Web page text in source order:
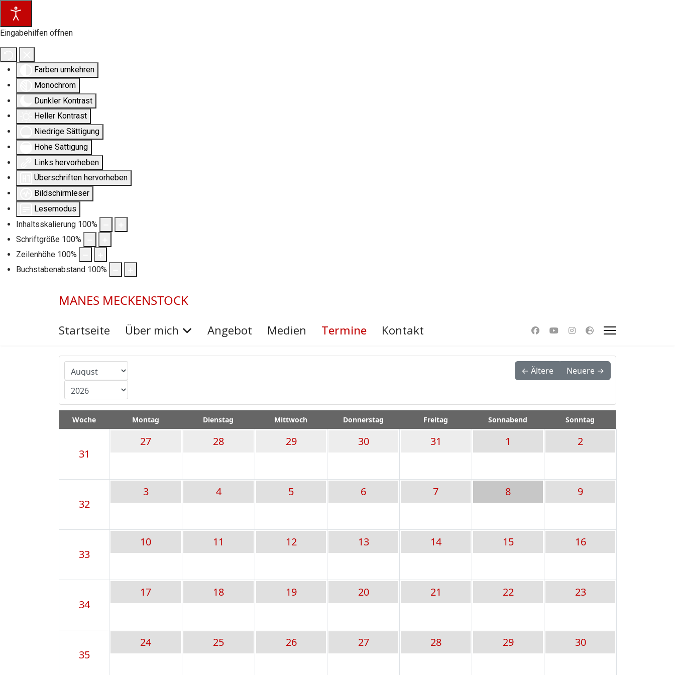
Eingabehilfen öffnen
Farben umkehren
Monochrom
Dunkler Kontrast
Heller Kontrast
Niedrige Sättigung
Hohe Sättigung
Links hervorheben
Überschriften hervorheben
Bildschirmleser
Lesemodus
Inhaltsskalierung 100%
Schriftgröße 100%
Zeilenhöhe 100%
Buchstabenabstand 100%
MANES MECKENSTOCK
Startseite Über mich Angebot Medien Termine Kontakt
Month
Year
← Ältere Neuere →
Woche Montag Dienstag Mittwoch Donnerstag Freitag Sonnabend Sonntag
31
27 28 29 30 31 1 2
32
3 4 5 6 7 8 9
33
10 11 12 13 14 15 16
34
17 18 19 20 21 22 23
35
24 25 26 27 28 29 30